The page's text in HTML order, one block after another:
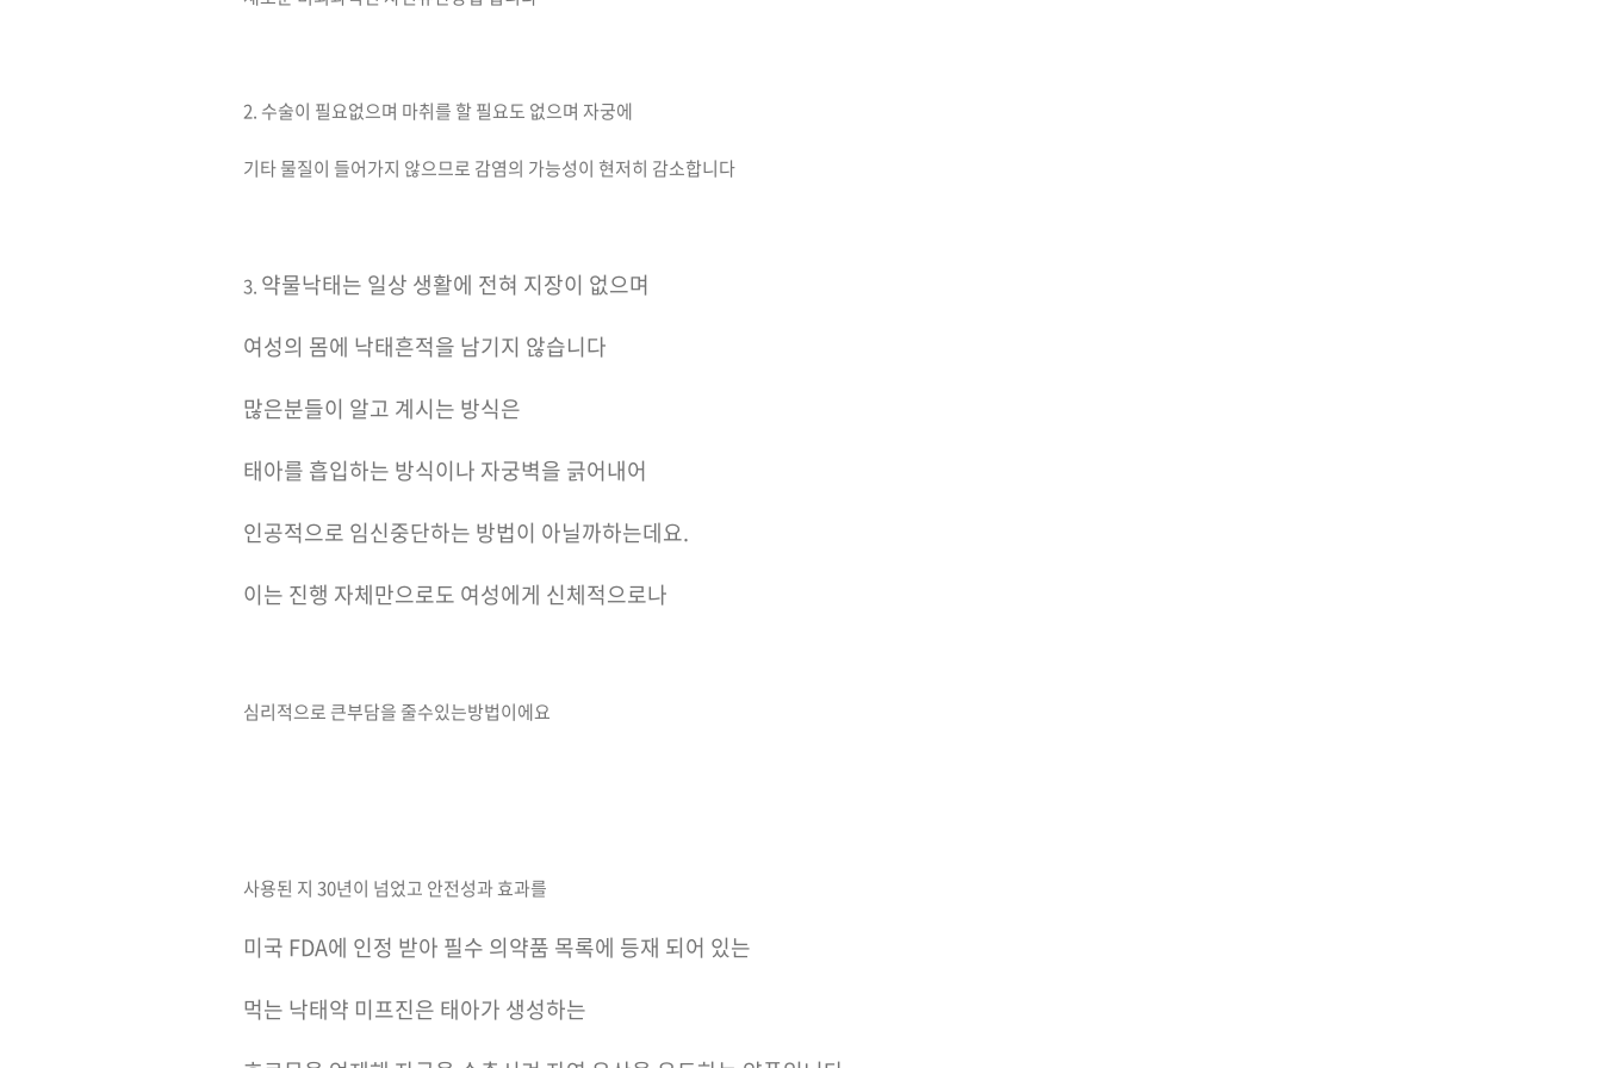
2. 수술이 필요없으며 마취를 할 필요도 없으며 자궁에
기타 물질이 들어가지 않으므로 감염의 가능성이 현저히 감소합니다
3. 약물낙태는 일상 생활에 전혀 지장이 없으며
여성의 몸에 낙태흔적을 남기지 않습니다
많은분들이 알고 계시는 방식은
태아를 흡입하는 방식이나 자궁벽을 긁어내어
인공적으로 임신중단하는 방법이 아닐까하는데요.
이는 진행 자체만으로도 여성에게 신체적으로나
심리적으로 큰부담을 줄수있는방법이에요
사용된 지 30년이 넘었고 안전성과 효과를
미국 FDA에 인정 받아 필수 의약품 목록에 등재 되어 있는
먹는 낙태약 미프진은 태아가 생성하는